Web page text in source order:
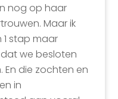
nog op haar
Maar ik
1 stap maar
we besloten
die zochten en
in